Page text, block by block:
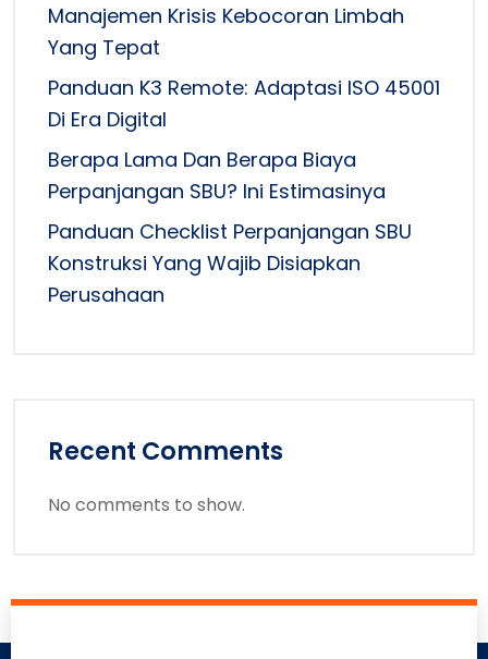
Manajemen Krisis Kebocoran Limbah
Yang Tepat
Panduan K3 Remote: Adaptasi ISO 45001
Di Era Digital
Berapa Lama Dan Berapa Biaya
Perpanjangan SBU? Ini Estimasinya
Panduan Checklist Perpanjangan SBU
Konstruksi Yang Wajib Disiapkan
Perusahaan
Recent Comments
No comments to show.